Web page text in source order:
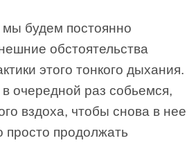
будем постоянно
обстоятельства
этого тонкого дыхания.
очередной раз собьемся,
вздоха, чтобы снова в нее
просто продолжать